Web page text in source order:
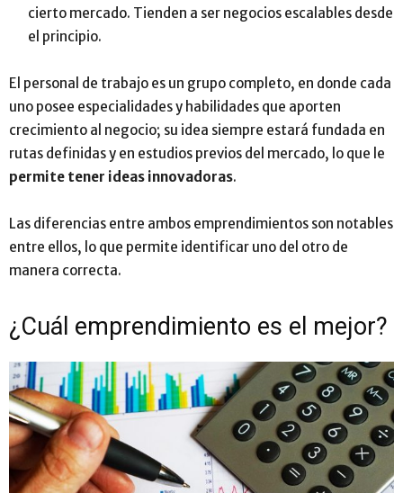
cierto mercado. Tienden a ser negocios escalables desde
el principio.
El personal de trabajo es un grupo completo, en donde cada
uno posee especialidades y habilidades que aporten
crecimiento al negocio; su idea siempre estará fundada en
rutas definidas y en estudios previos del mercado, lo que le
permite tener ideas innovadoras.
Las diferencias entre ambos emprendimientos son notables
entre ellos, lo que permite identificar uno del otro de
manera correcta.
¿Cuál emprendimiento es el mejor?